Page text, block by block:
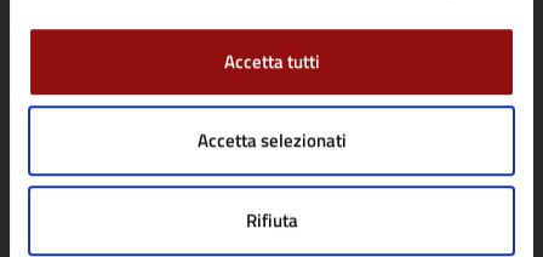
Accetta tutti
Accetta selezionati
Rifiuta
Politici
Documenti e dati